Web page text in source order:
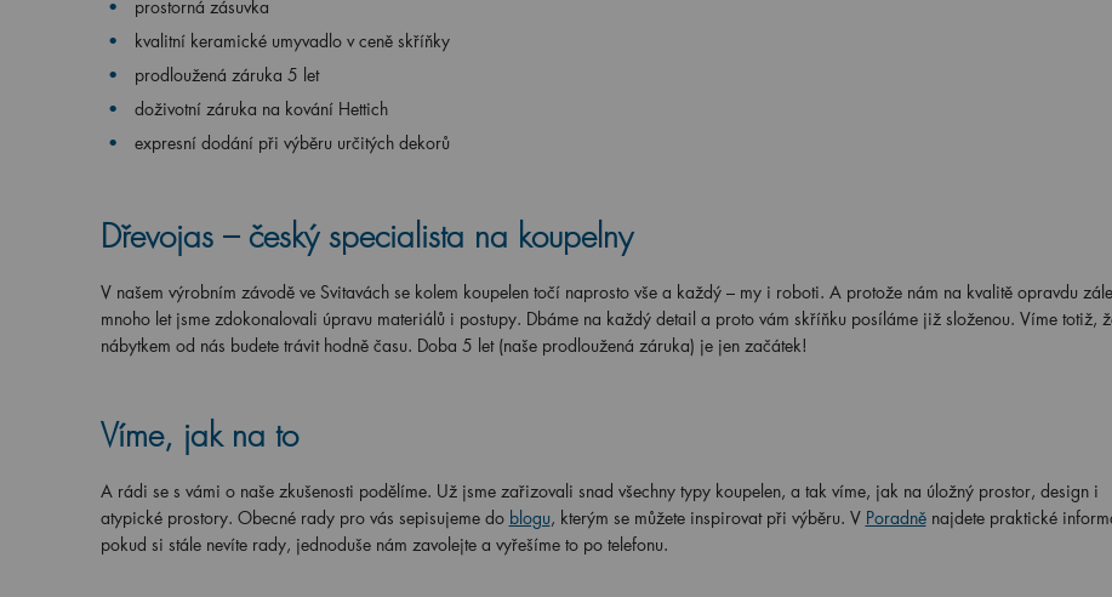
prostorná zásuvka
kvalitní keramické umyvadlo v ceně skříňky
prodloužená záruka 5 let
doživotní záruka na kování Hettich
expresní dodání při výběru určitých dekorů
Dřevojas – český specialista na koupelny
V našem výrobním závodě ve Svitavách se kolem koupelen točí naprosto vše a každý – my i roboti. A protože nám na kvalitě opravdu
mnoho let jsme zdokonalovali úpravu materiálů i postupy. Dbáme na každý detail a proto vám skříňku posíláme již složenou. Víme totiž,
nábytkem od nás budete trávit hodně času. Doba 5 let (naše prodloužená záruka) je jen začátek!
Víme, jak na to
A rádi se s vámi o naše zkušenosti podělíme. Už jsme zařizovali snad všechny typy koupelen, a tak víme, jak na úložný prostor, design i
atypické prostory. Obecné rady pro vás sepisujeme do blogu, kterým se můžete inspirovat při výběru. V Poradně najdete praktické
pokud si stále nevíte rady, jednoduše nám zavolejte a vyřešíme to po telefonu.